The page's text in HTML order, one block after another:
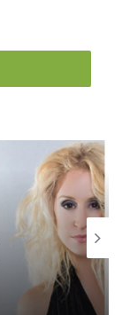
The Beat
– Unleash The
подборка и
JES
– Unleash